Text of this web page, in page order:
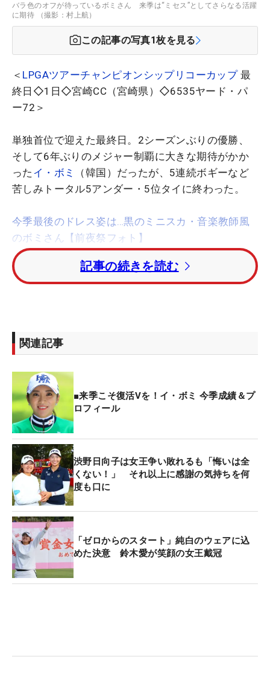
バラ色のオフが待っているボミさん 来季は“ミセス”としてさらなる活躍
に期待 （撮影：村上航）
この記事の写真1枚を見る
＜ LPGAツアーチャンピオンシップリコーカップ最
終日◇1日◇宮崎CC（宮崎県）◇6535ヤード・パ
ー72＞
単独首位で迎えた最終日。2シーズンぶりの優勝、
そして6年ぶりのメジャー制覇に大きな期待がかか
った イ・ボミ
（韓国）だったが、5連続ボギーなど
苦しみトータル5アンダー・5位タイに終わった。
今季最後のドレス姿は…黒のミニスカ・音楽教師風
のボミさん【前夜祭フォト】
「昨日まで良かった部分が、きょう1日は残念でし
たね」と肩を落としてのホールアウト。それでも1
シードを心配しながらのプレーでしたが、ここに来
られたのは頑張りましたし、トップ5に入れたのは
かった1年前を考えれば雲泥の差だ。
今季は優勝こそなかったが「小さい目標は全てクリ
アできました」と合格点をつけられる。「来年こそ
は大きな目標を目指して楽しくゴルフしたいです
ね」と優勝を目指せる状態まで戻ってきた。
このオフはかねて交際を続けてきた俳優のイワン氏
と結婚式を挙げる予定。「これまではゴルフのこと
に集中していたので、その話は全然できていません
でした。衣装合わせもこれからです」と楽しいオフ
が待っている。となると来年は“ミセス”
出場予定。「だから、もっと成長しないと！
記事の続きを読む
関連記事
■来季こそ復活Vを！イ・ボミ 今季成績＆プ
ロフィール
渋野日向子は女王争い敗れるも「悔いは全
くない！」 それ以上に感謝の気持ちを何
度も口に
「ゼロからのスタート」純白のウェアに込
めた決意 鈴木愛が笑顔の女王戴冠